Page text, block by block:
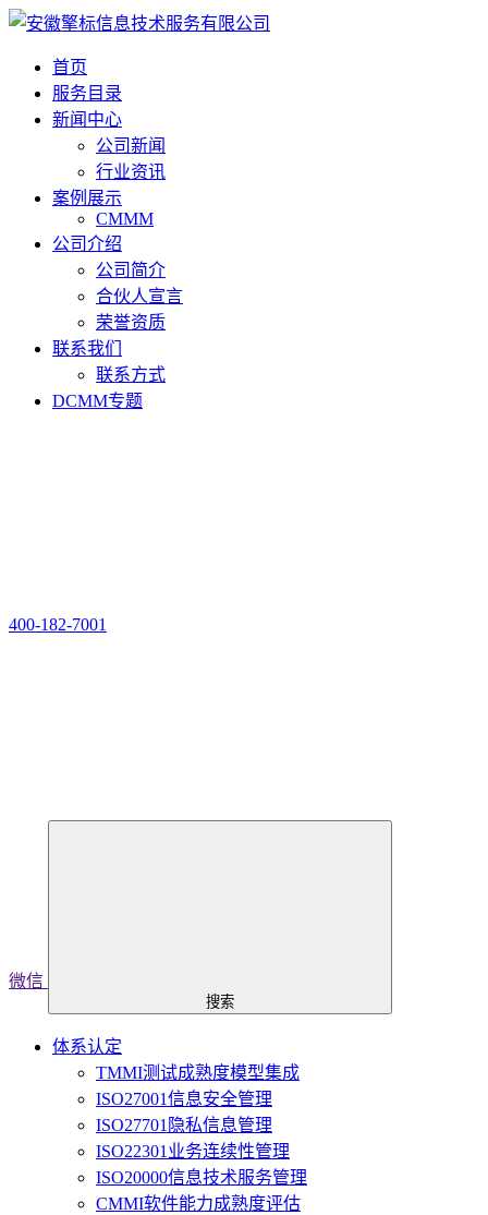
首页
服务目录
新闻中心
公司新闻
行业资讯
案例展示
CMMM
公司介绍
公司简介
合伙人宣言
荣誉资质
联系我们
联系方式
DCMM专题
400-182-7001
微信
搜索
体系认定
TMMI测试成熟度模型集成
ISO27001信息安全管理
ISO27701隐私信息管理
ISO22301业务连续性管理
ISO20000信息技术服务管理
CMMI软件能力成熟度评估